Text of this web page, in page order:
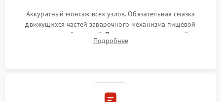
Аккуратный монтаж всех узлов. Обязательная смазка
движущихся частей заварочного механизма пищевой
силиконовой смазкой. Проведение программной
декальцинации и очистки системы от кофейных масел.
Подробнее